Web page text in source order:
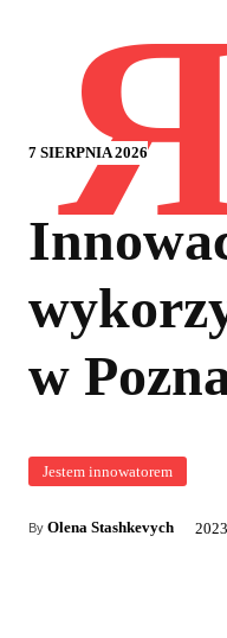
7 SIERPNIA 2026
w
Jestem innowatorem
By Olena Stashkevych